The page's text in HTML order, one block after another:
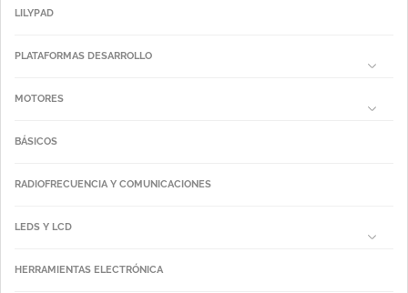
LILYPAD
PLATAFORMAS DESARROLLO
MOTORES
BÁSICOS
RADIOFRECUENCIA Y COMUNICACIONES
LEDS Y LCD
HERRAMIENTAS ELECTRÓNICA